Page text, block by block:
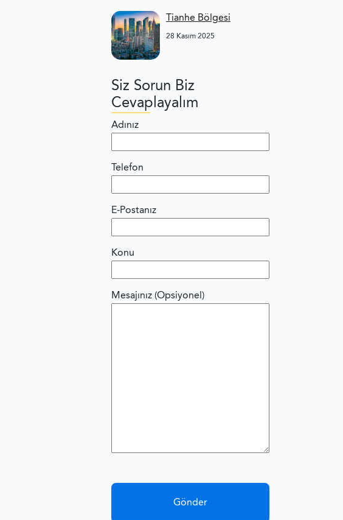
Tianhe Bölgesi
28 Kasım 2025
Siz Sorun Biz
Cevaplayalım
Adınız
Telefon
E-Postanız
Konu
Mesajınız (Opsiyonel)